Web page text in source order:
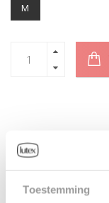
Toestemming
M
Geen informatie